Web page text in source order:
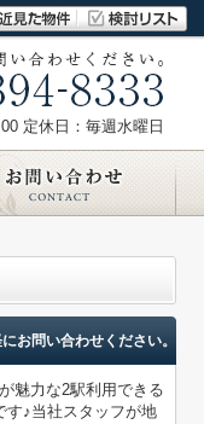
定休日：毎週水曜日
お問い合わせください。
魅力な2駅利用できる
す♪当社スタッフが地